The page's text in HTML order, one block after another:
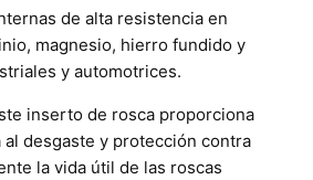
de alta resistencia en
magnesio, hierro fundido y
y automotrices.
inserto de rosca proporciona
desgaste y protección contra
la vida útil de las roscas